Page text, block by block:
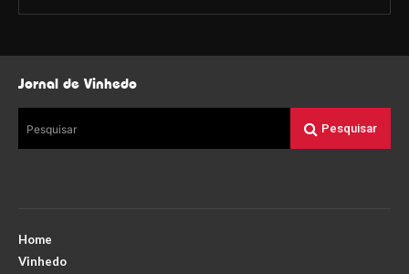
Jornal de Vinhedo
Pesquisar Pesquisar
Home
Vinhedo